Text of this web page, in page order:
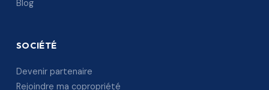
Blog
SOCIÉTÉ
Devenir partenaire
Rejoindre ma copropriété